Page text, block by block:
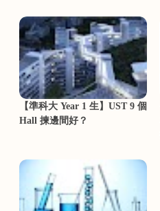
【準科大 Year 1 生】UST 9 個
Hall 揀邊間好？